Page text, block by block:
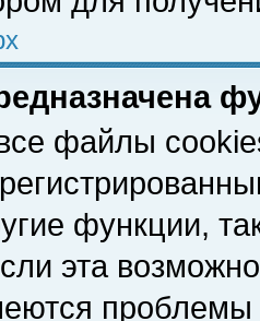
файлы
функции,
эта